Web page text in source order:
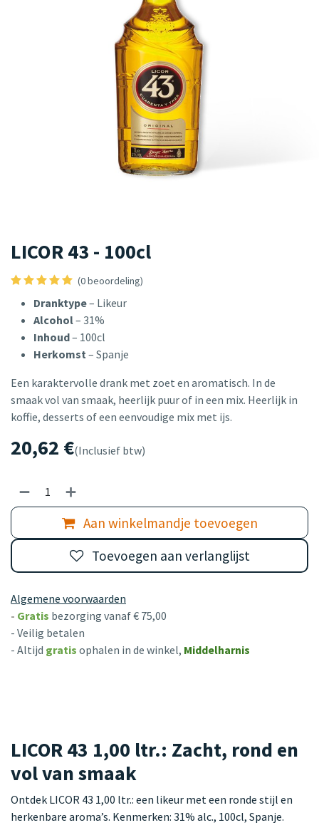
LICOR 43 - 100cl
(0 beoordeling)
Dranktype– Likeur
Alcohol– 31%
Inhoud– 100cl
Herkomst– Spanje
Een karaktervolle drank met zoet en aromatisch. In de
smaak vol van smaak, heerlijk puur of in een mix. Heerlijk in
koffie, desserts of een eenvoudige mix met ijs.
20,62 €(Inclusief btw)
Aan winkelmandje toevoegen
Toevoegen aan verlanglijst
Algemene voorwaarden
- Gratis bezorging vanaf € 75,00
- Veilig betalen
- Altijd gratis ophalen in de winkel, Middelharnis
LICOR 43 1,00 ltr.: Zacht, rond en
vol van smaak
Ontdek LICOR 43 1,00 ltr.: een likeur met een ronde stijl en
herkenbare aroma’s. Kenmerken: 31% alc., 100cl, Spanje.